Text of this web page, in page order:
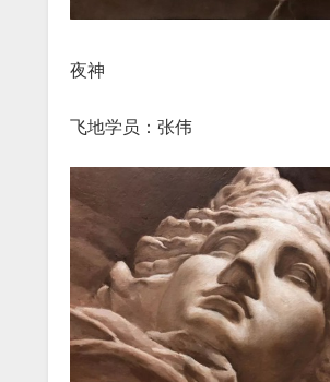
夜神
飞地学员：张伟